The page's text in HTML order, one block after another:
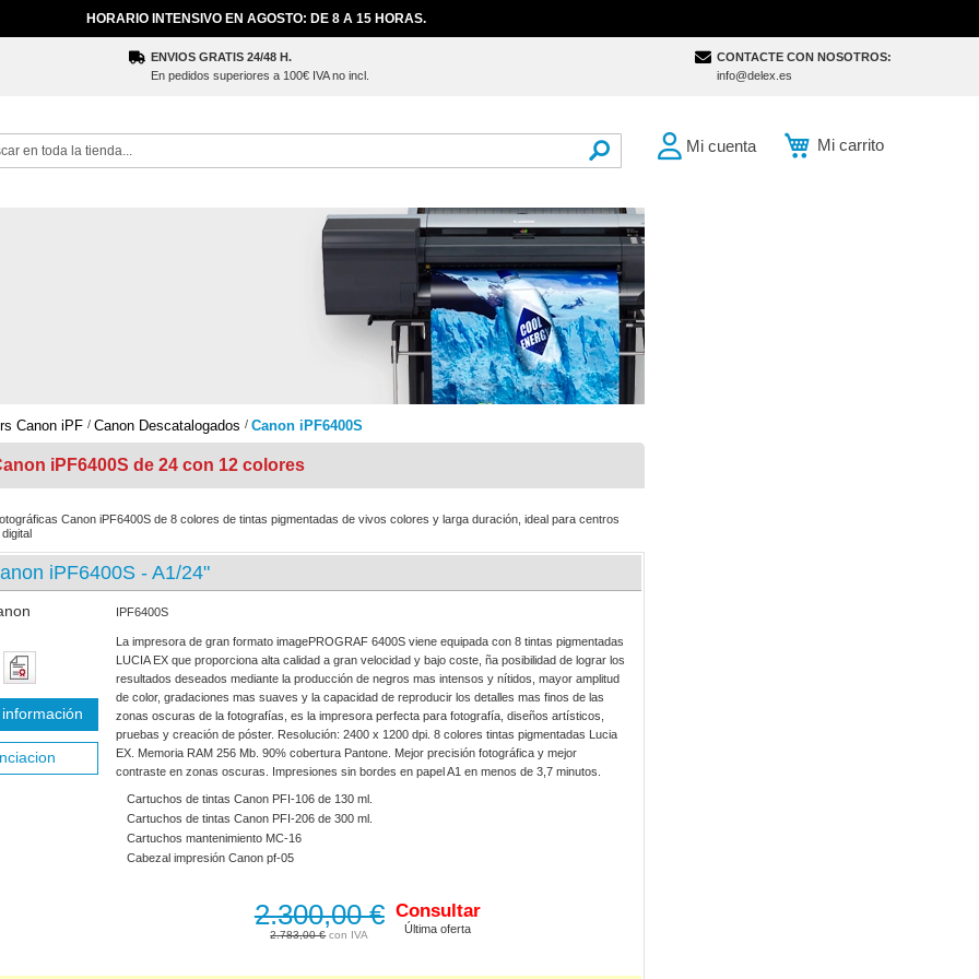
HORARIO INTENSIVO EN AGOSTO: DE 8 A 15 HORAS.
ENVIOS GRATIS 24/48 H.
En pedidos superiores a 100€ IVA no incl.
CONTACTE CON NOSOTROS:
info@delex.es
Mi carrito
Mi cuenta
Canon iPF Canon Descatalogados Canon iPF6400S
iPF6400S de 24 con 12 colores
Canon iPF6400S de 8 colores de tintas pigmentadas de vivos colores y larga duración, ideal para centros
iPF6400S - A1/24"
IPF6400S
La impresora de gran formato imagePROGRAF 6400S viene equipada con 8 tintas pigmentadas
LUCIA EX que proporciona alta calidad a gran velocidad y bajo coste, ña posibilidad de lograr los
resultados deseados mediante la producción de negros mas intensos y nítidos, mayor amplitud
de color, gradaciones mas suaves y la capacidad de reproducir los detalles mas finos de las
zonas oscuras de la fotografías, es la impresora perfecta para fotografía, diseños artísticos,
pruebas y creación de póster. Resolución: 2400 x 1200 dpi. 8 colores tintas pigmentadas Lucia
EX. Memoria RAM 256 Mb. 90% cobertura Pantone. Mejor precisión fotográfica y mejor
contraste en zonas oscuras. Impresiones sin bordes en papel A1 en menos de 3,7 minutos.
Cartuchos de tintas Canon PFI-106 de 130 ml.
Cartuchos de tintas Canon PFI-206 de 300 ml.
Cartuchos mantenimiento MC-16
Cabezal impresión Canon pf-05
2.783,00 €
2.300,00 € Consultar
Última oferta